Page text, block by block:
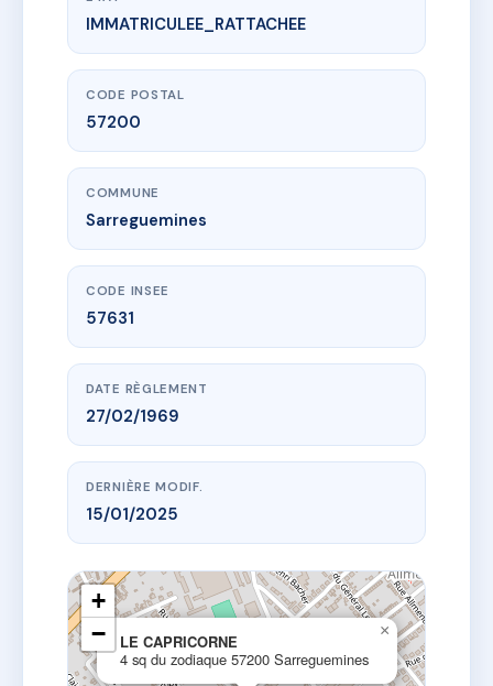
www.vme.plus/AE0204206
LE CAPRICORNE
4 sq du zodiaque57200 Sarreguemines
IMMATRICULEE_RATTACHEE
CODE POSTAL
57200
COMMUNE
Sarreguemines
CODE INSEE
57631
DATE RÈGLEMENT
27/02/1969
DERNIÈRE MODIF.
15/01/2025
LE CAPRICORNE
4 sq du zodiaque 57200 Sarreguemines
×
+
−